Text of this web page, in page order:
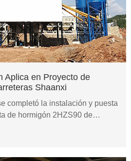
Aplica en Proyecto de
Shaanxi
completó la instalación y puesta
de hormigón 2HZS90 de…